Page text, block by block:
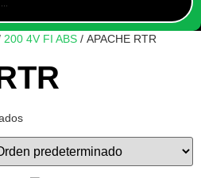
200 4V FI ABS / APACHE RTR